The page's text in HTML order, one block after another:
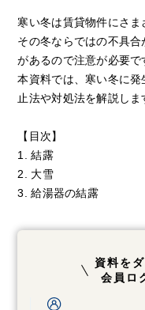
寒い冬は賃貸物件にさま
その冬ならではの不具
があるので注意が必要で
本資料では、寒い冬に
止法や対処法を解説しま
【目次】
1. 結露
2. 大雪
3. 給湯器の結露
資料を
会員ロ